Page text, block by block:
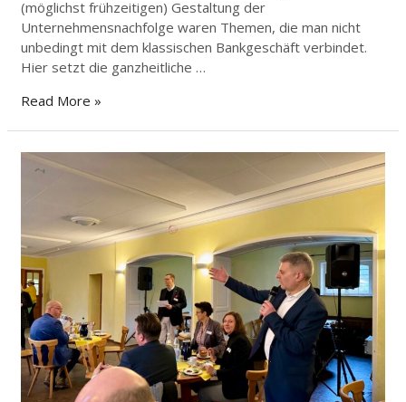
(möglichst frühzeitigen) Gestaltung der
Unternehmensnachfolge waren Themen, die man nicht
unbedingt mit dem klassischen Bankgeschäft verbindet.
Hier setzt die ganzheitliche …
Read More »